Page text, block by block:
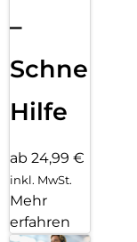
–
Schnelle
Hilfe
ab 24,99 €
inkl. MwSt.
Mehr
erfahren